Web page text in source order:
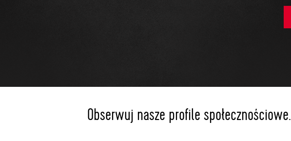
Obserwuj nasze profile społecznościowe.